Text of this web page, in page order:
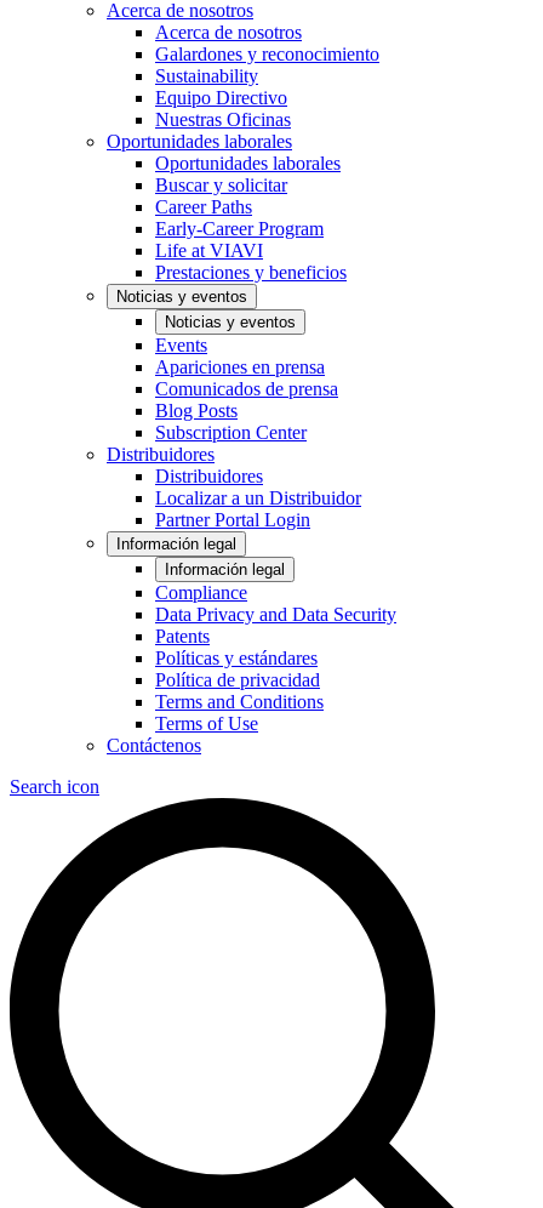
Acerca de nosotros
Acerca de nosotros
Galardones y reconocimiento
Sustainability
Equipo Directivo
Nuestras Oficinas
Oportunidades laborales
Oportunidades laborales
Buscar y solicitar
Career Paths
Early-Career Program
Life at VIAVI
Prestaciones y beneficios
Noticias y eventos
Noticias y eventos
Events
Apariciones en prensa
Comunicados de prensa
Blog Posts
Subscription Center
Distribuidores
Distribuidores
Localizar a un Distribuidor
Partner Portal Login
Información legal
Información legal
Compliance
Data Privacy and Data Security
Patents
Políticas y estándares
Política de privacidad
Terms and Conditions
Terms of Use
Contáctenos
Search icon